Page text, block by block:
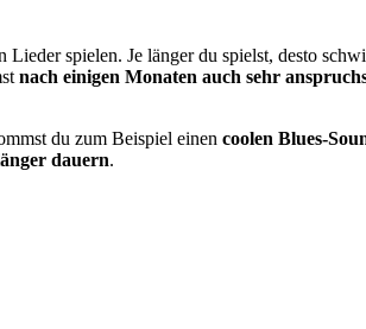
Lieder spielen. Je länger du spielst, desto
nach einigen Monaten auch sehr
du zum Beispiel einen coolen Blues-
dauern.